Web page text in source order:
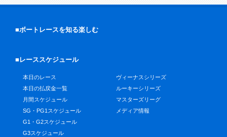
■ボートレースを知る楽しむ
■レーススケジュール
本日のレース
本日の払戻金一覧
月間スケジュール
SG・PG1スケジュール
G1・G2スケジュール
G3スケジュール
ヴィーナスシリーズ
ルーキーシリーズ
マスターズリーグ
メディア情報